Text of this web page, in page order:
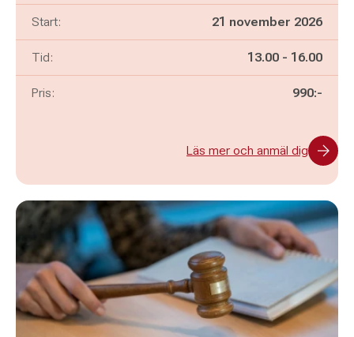
Start: 21 november 2026
Tid: Pågår mellan
13.00 - och
16.00
Pris: 990:-
Läs mer och anmäl dig